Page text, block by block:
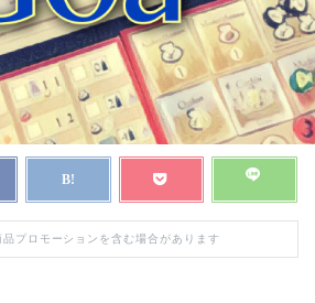
プロモーションを含む場合があります